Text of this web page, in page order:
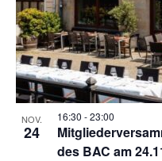
NOV.
24
des BAC am
16:30 -23:00